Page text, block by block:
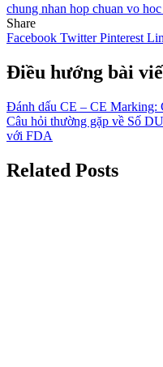
chung nhan hop chuan vo
Share
Facebook TwitterPinterest
Điều hướng bài
Đánh dấu CE – CE Marking:
Câu hỏi thường gặp về Số
với FDA
Related Posts